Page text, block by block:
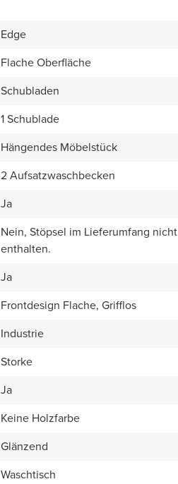
Edge
Flache Oberfläche
Schubladen
1 Schublade
Hängendes Möbelstück
2 Aufsatzwaschbecken
Ja
Nein, Stöpsel im Lieferumfang nicht
enthalten.
Ja
Frontdesign Flache, Grifflos
Industrie
Storke
Ja
Keine Holzfarbe
Glänzend
Waschtisch